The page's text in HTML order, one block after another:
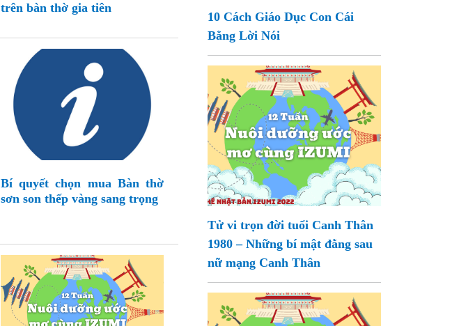
trên bàn thờ gia tiên
Bí quyết chọn mua Bàn thờ
sơn son thếp vàng sang trọng
10 Cách Giáo Dục Con Cái
Bằng Lời Nói
Tử vi trọn đời tuổi Canh Thân
1980 – Những bí mật đằng sau
nữ mạng Canh Thân